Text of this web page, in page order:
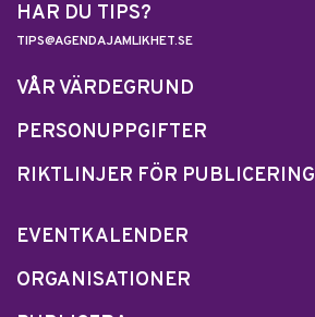
HAR DU TIPS?
TIPS@AGENDAJAMLIKHET.SE
VÅR VÄRDEGRUND
PERSONUPPGIFTER
RIKTLINJER FÖR PUBLICERING
EVENTKALENDER
ORGANISATIONER